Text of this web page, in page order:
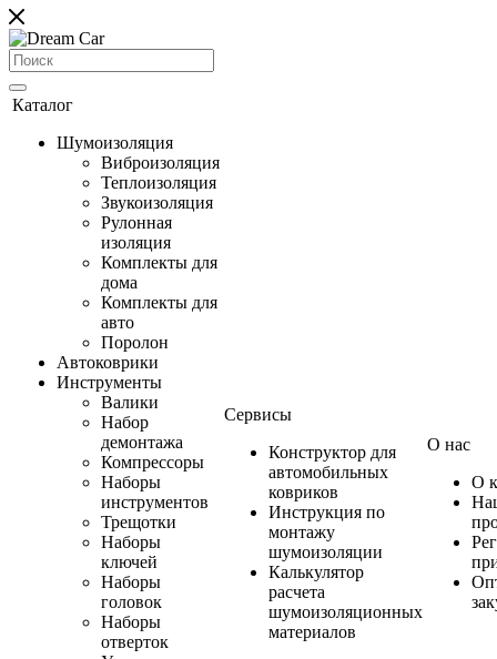
Каталог
Шумоизоляция
Виброизоляция
Теплоизоляция
Звукоизоляция
Рулонная
изоляция
Комплекты для
дома
Комплекты для
авто
Поролон
Автоковрики
Инструменты
Валики
Набор
демонтажа
Компрессоры
Наборы
инструментов
Трещотки
Наборы
ключей
Наборы
головок
Наборы
отверток
Сервисы
Конструктор для
автомобильных
ковриков
Инструкция по
монтажу
шумоизоляции
Калькулятор
расчета
шумоизоляционных
материалов
О нас
О